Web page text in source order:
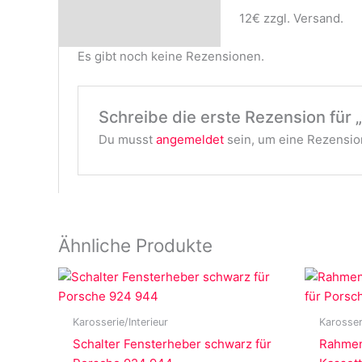
12€ zzgl. Versand.
Es gibt noch keine Rezensionen.
Schreibe die erste Rezension für
Du musst angemeldetsein, um eine
Ähnliche Produkte
Karosserie/Interieur
Schalter Fensterheber schwarz für